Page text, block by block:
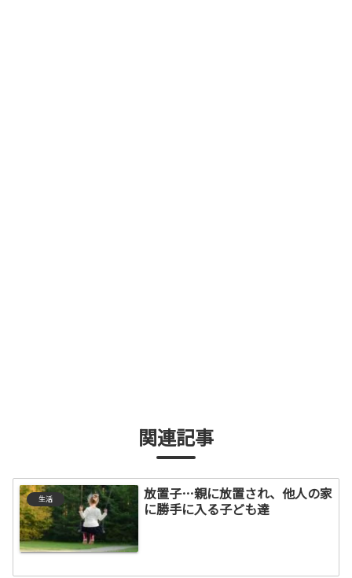
関連記事
生活
放置子…親に放置され、他人の家
に勝手に入る子ども達